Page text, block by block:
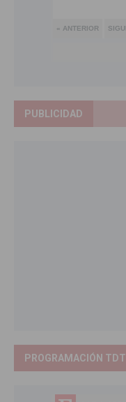
PUBLICIDAD
PROGRAMACIÓN TDT